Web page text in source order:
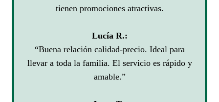
tienen promociones atractivas.
Lucía R.:
“Buena relación calidad-precio. Ideal para
llevar a toda la familia. El servicio es rápido y
amable.”